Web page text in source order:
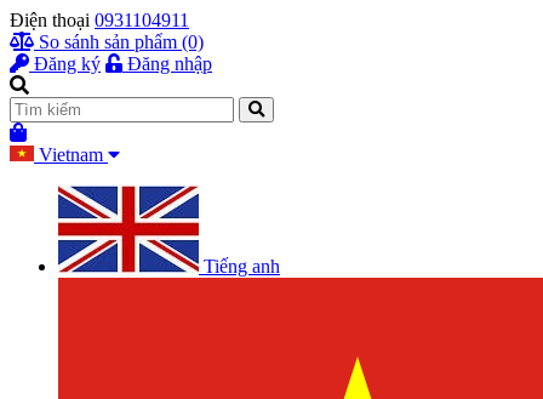
Điện thoại 0931104911
So sánh sản phẩm (0)
Đăng ký
Đăng nhập
Vietnam
Tiếng anh